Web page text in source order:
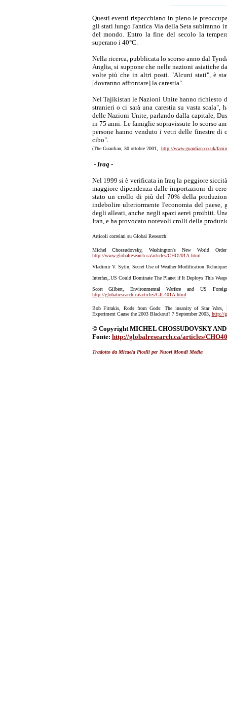
Questi eventi rispecchiano in pieno le
gli stati lungo l'antica Via della Seta subiranno
del mondo. Entro la fine del secolo la
superano i 40°C.
Nella ricerca, pubblicata lo scorso anno dal
Anglia, si suppone che nelle nazioni asiatiche
volte più che in altri posti. "Alcuni stati", è
[dovranno affrontare] la carestia".
Nel Tajikistan le Nazioni Unite hanno richiesto
stranieri o ci sarà una carestia su vasta
delle Nazioni Unite, parlando dalla capitale,
in 75 anni. Le famiglie sopravissute lo scorso
persone hanno venduto i vetri delle finestre
cibo".
(The Guardian, 30 ottobre 2001, http://www.guardian.co.uk/
- Iraq -
Nel 1999 si è verificata in Iraq la peggiore
maggiore dipendenza dalle importazioni di
stato un crollo di più del 70% della
indebolire ulteriormente l'economia del paese,
degli alleati, anche negli spazi aerei proibiti.
Iran, e ha provocato notevoli crolli della
Articoli correlati su Global Research:
Michel Chossudovsky, Washington's New World
http://www.globalresearch.ca/articles/CHO201A.html
Vladimir V. Sytin, Secret Use of Weather Modification
Interfax,.US Could Dominate The Planet if It Deploys This
Scott Gilbert, Environmental Warfare and US
http://globalresearch.ca/articles/GIL401A.html
Bob Fitrakis, Rods from Gods: The insanity of Star
Experiment Cause the 2003 Blackout? 7 September 2003, http://
© Copyright MICHEL CHOSSUDOVSKY
Fonte: http://globalresearch.ca/articles/
Tradotto da Micaela Picelli per Nuovi Mondi Media